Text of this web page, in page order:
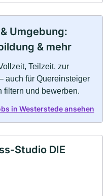
Umgebung:
& mehr
Teilzeit, zur
auch für Quereinsteiger
filtern und bewerben.
in Westerstede ansehen
Studio DIE